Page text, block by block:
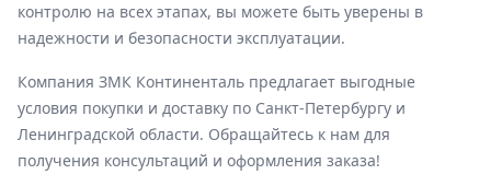
контролю на всех этапах, вы можете быть уверены в
надежности и безопасности эксплуатации.
Компания ЗМК Континенталь предлагает выгодные
условия покупки и доставку по Санкт-Петербургу и
Ленинградской области. Обращайтесь к нам для
получения консультаций и оформления заказа!